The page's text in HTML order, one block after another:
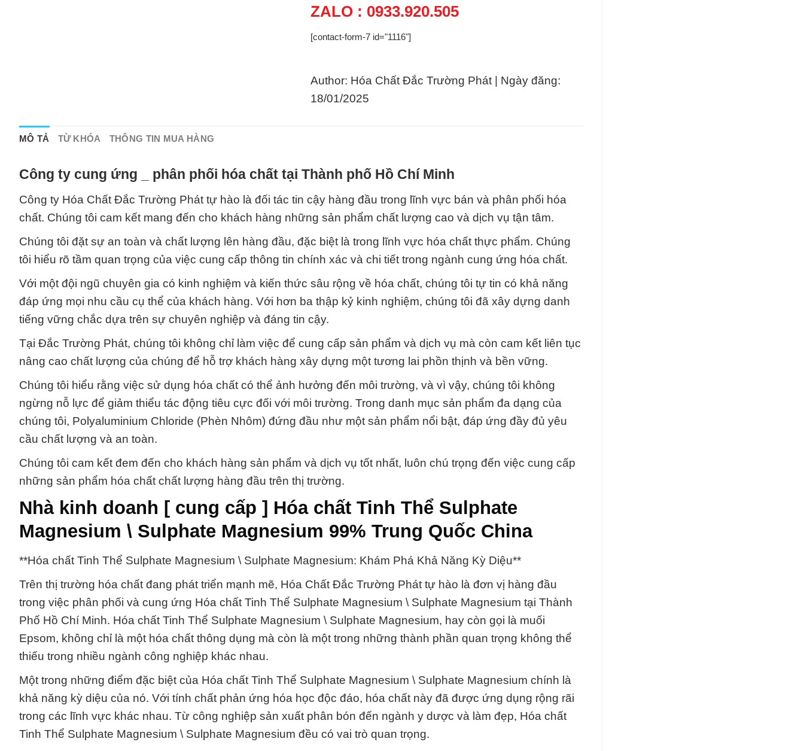
ZALO : 0933.920.505
[contact-form-7 id="1116"]
Author: Hóa Chất Đắc Trường Phát | Ngày đăng:
18/01/2025
MÔ TẢ TỪ KHÓA THÔNG TIN MUA HÀNG
Công ty cung ứng _ phân phối hóa chất tại Thành phố Hồ Chí Minh
Công ty Hóa Chất Đắc Trường Phát tự hào là đối tác tin cậy hàng đầu trong lĩnh vực bán và phân phối hóa
chất. Chúng tôi cam kết mang đến cho khách hàng những sản phẩm chất lượng cao và dịch vụ tận tâm.
Chúng tôi đặt sự an toàn và chất lượng lên hàng đầu, đặc biệt là trong lĩnh vực hóa chất thực phẩm. Chúng
tôi hiểu rõ tầm quan trọng của việc cung cấp thông tin chính xác và chi tiết trong ngành cung ứng hóa chất.
Với một đội ngũ chuyên gia có kinh nghiệm và kiến thức sâu rộng về hóa chất, chúng tôi tự tin có khả năng
đáp ứng mọi nhu cầu cụ thể của khách hàng. Với hơn ba thập kỷ kinh nghiệm, chúng tôi đã xây dựng danh
tiếng vững chắc dựa trên sự chuyên nghiệp và đáng tin cậy.
Tại Đắc Trường Phát, chúng tôi không chỉ làm việc để cung cấp sản phẩm và dịch vụ mà còn cam kết liên tục
nâng cao chất lượng của chúng để hỗ trợ khách hàng xây dựng một tương lai phồn thịnh và bền vững.
Chúng tôi hiểu rằng việc sử dụng hóa chất có thể ảnh hưởng đến môi trường, và vì vậy, chúng tôi không
ngừng nỗ lực để giảm thiểu tác động tiêu cực đối với môi trường. Trong danh mục sản phẩm đa dạng của
chúng tôi, Polyaluminium Chloride (Phèn Nhôm) đứng đầu như một sản phẩm nổi bật, đáp ứng đầy đủ yêu
cầu chất lượng và an toàn.
Chúng tôi cam kết đem đến cho khách hàng sản phẩm và dịch vụ tốt nhất, luôn chú trọng đến việc cung cấp
những sản phẩm hóa chất chất lượng hàng đầu trên thị trường.
Nhà kinh doanh [ cung cấp ] Hóa chất Tinh Thể Sulphate
Magnesium \ Sulphate Magnesium 99% Trung Quốc China
**Hóa chất Tinh Thể Sulphate Magnesium \ Sulphate Magnesium: Khám Phá Khả Năng Kỳ Diệu**
Trên thị trường hóa chất đang phát triển mạnh mẽ, Hóa Chất Đắc Trường Phát tự hào là đơn vị hàng đầu
trong việc phân phối và cung ứng Hóa chất Tinh Thể Sulphate Magnesium \ Sulphate Magnesium tại Thành
Phố Hồ Chí Minh. Hóa chất Tinh Thể Sulphate Magnesium \ Sulphate Magnesium, hay còn gọi là muối
Epsom, không chỉ là một hóa chất thông dụng mà còn là một trong những thành phần quan trọng không thể
thiếu trong nhiều ngành công nghiệp khác nhau.
Một trong những điểm đặc biệt của Hóa chất Tinh Thể Sulphate Magnesium \ Sulphate Magnesium chính là
khả năng kỳ diệu của nó. Với tính chất phản ứng hóa học độc đáo, hóa chất này đã được ứng dụng rộng rãi
trong các lĩnh vực khác nhau. Từ công nghiệp sản xuất phân bón đến ngành y dược và làm đẹp, Hóa chất
Tinh Thể Sulphate Magnesium \ Sulphate Magnesium đều có vai trò quan trọng.